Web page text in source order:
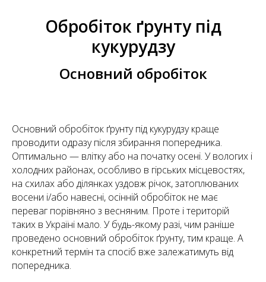
Обробіток ґрунту під
кукурудзу
Основний обробіток
Основний обробіток ґрунту під кукурудзу краще
проводити одразу після збирання попередника.
Оптимально — влітку або на початку осені. У вологих і
холодних районах, особливо в гірських місцевостях,
на схилах або ділянках уздовж річок, затоплюваних
восени і/або навесні, осінній обробіток не має
переваг порівняно з весняним. Проте і територій
таких в Україні мало. У будь-якому разі, чим раніше
проведено основний обробіток ґрунту, тим краще. А
конкретний термін та спосіб вже залежатимуть від
попередника.